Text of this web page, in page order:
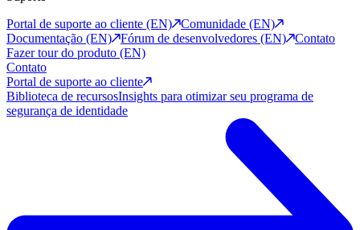
Portal de suporte ao cliente (EN)
Comunidade (EN)
Documentação (EN)
Fórum de desenvolvedores (EN)
Contato
Fazer tour do produto (EN)
Contato
Portal de suporte ao cliente
Biblioteca de recursosInsights para otimizar seu programa de
segurança de identidade